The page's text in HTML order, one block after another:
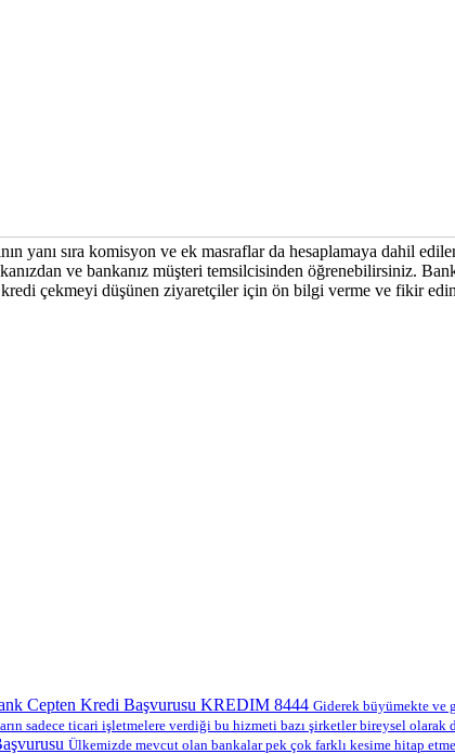
yanı sıra komisyon ve ek masraflar da hesaplamaya dahil
ve bankanız müşteri temsilcisinden öğrenebilirsiniz.
kredi çekmeyi düşünen ziyaretçiler için ön bilgi verme ve fikir
Cepten Kredi Başvurusu KREDIM 8444 Giderek büyümekte ve
sadece ticari işletmelere verdiği bu hizmeti bazı şirketler bireysel olarak
Ülkemizde mevcut olan bankalar pek çok farklı kesime hitap